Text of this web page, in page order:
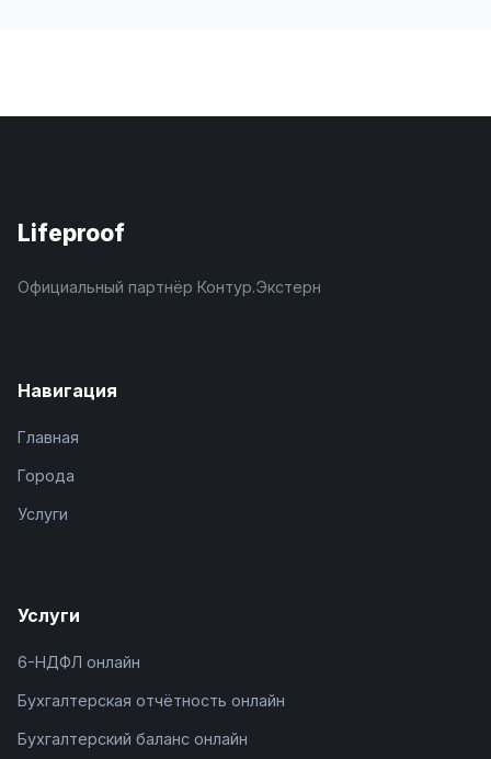
Lifeproof
Официальный партнёр Контур.Экстерн
Навигация
Главная
Города
Услуги
Услуги
6-НДФЛ онлайн
Бухгалтерская отчётность онлайн
Бухгалтерский баланс онлайн